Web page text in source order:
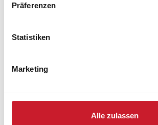
Präferenzen
Statistiken
Marketing
Alle zulassen
Sie bekommen Verfügbarkeit und
Reisezeitraumes auch Änderungen bei der
belegt